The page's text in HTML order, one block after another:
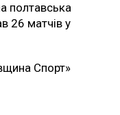
полтавська
26 матчів у
Спорт»